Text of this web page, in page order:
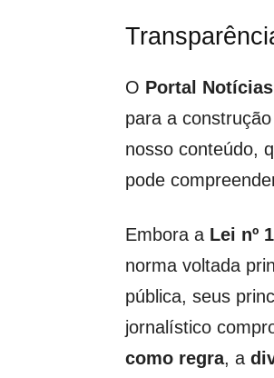
O Portal
para a
nosso conteúdo,
pode
Embora a Lei nº
norma voltada
pública, seus
jornalístico
como regra, a